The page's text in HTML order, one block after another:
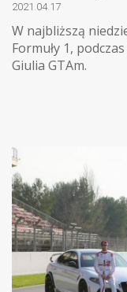
2021.04.17
W najbliższą
Formuły 1,
Giulia GTAm.